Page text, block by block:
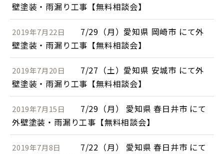
壁塗装・雨漏り工事【無料相談会】
2019年7月22日
7/29（月）愛知県 岡崎市 にて外
壁塗装・雨漏り工事【無料相談会】
2019年7月20日
7/27（土）愛知県 安城市 にて外
壁塗装・雨漏り工事【無料相談会】
2019年7月15日
7/29（月） 愛知県 春日井市 にて
外壁塗装・雨漏り工事【無料相談会】
2019年7月8日
7/22（月） 愛知県 春日井市 にて